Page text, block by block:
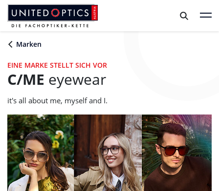
Zum Hauptinhalt springen
Zum Footer springen
Marken
EINE MARKE STELLT SICH VOR
C/ME eyewear
it's all about me, myself and I.